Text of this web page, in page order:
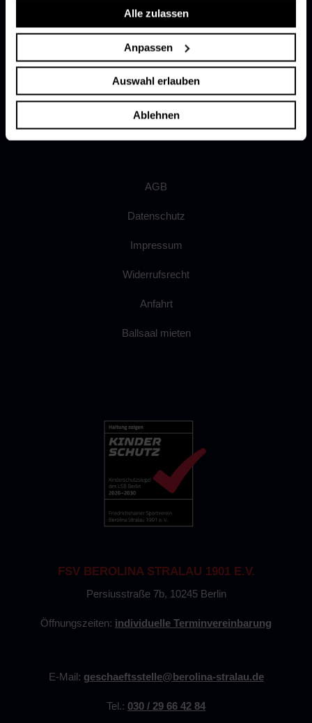
Alle zulassen
Anpassen
Auswahl erlauben
Ablehnen
Mitglied werden
Partner werden
Fanshop
Dokumente
Ergebnismeldung
AGB
Datenschutz
Impressum
Widerrufsrecht
Anfahrt
Ballsaal mieten
FSV BEROLINA STRALAU 1901 E.V.
Persiusstraße 7b, 10245 Berlin
Öffnungszeiten: individuelle Terminvereinbarung
E-Mail: geschaeftsstelle@berolina-stralau.de
Tel.: 030 / 29 66 42 84